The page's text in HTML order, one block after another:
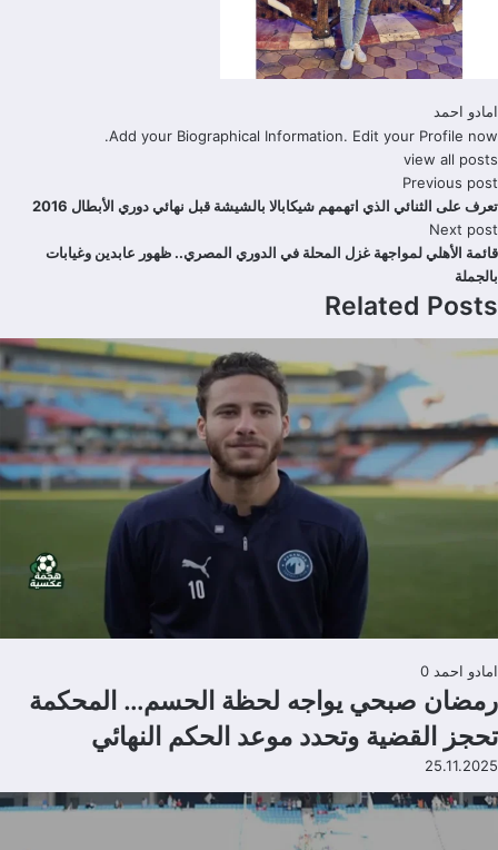
امادو احمد
Add your Biographical Information. Edit your Profile now.
view all posts
Previous post
تعرف على الثنائي الذي اتهمهم شيكابالا بالشيشة قبل نهائي دوري الأبطال 2016
Next post
قائمة الأهلي لمواجهة غزل المحلة في الدوري المصري.. ظهور عابدين وغيابات
بالجملة
Related Posts
امادو احمد 0
رمضان صبحي يواجه لحظة الحسم… المحكمة
تحجز القضية وتحدد موعد الحكم النهائي
25.11.2025